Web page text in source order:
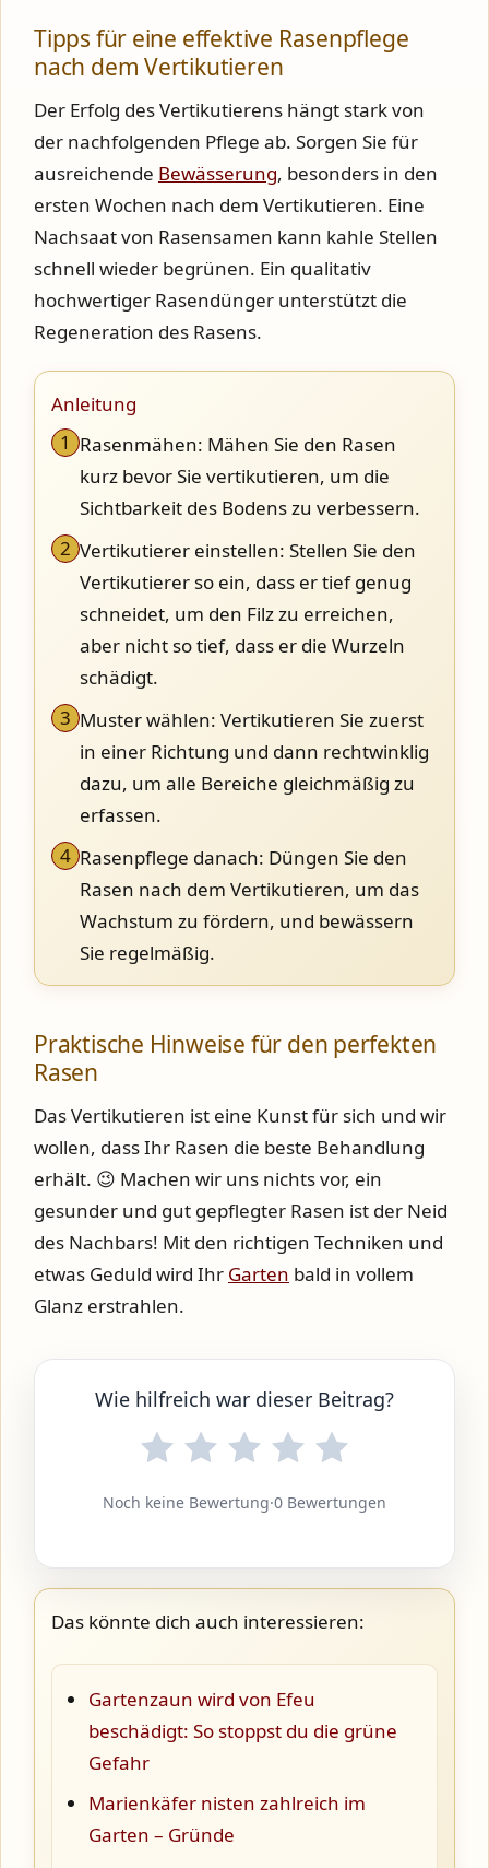
Tipps für eine effektive Rasenpflege
nach dem Vertikutieren
Der Erfolg des Vertikutierens hängt stark von
der nachfolgenden Pflege ab. Sorgen Sie für
ausreichende Bewässerung, besonders in den
ersten Wochen nach dem Vertikutieren. Eine
Nachsaat von Rasensamen kann kahle Stellen
schnell wieder begrünen. Ein qualitativ
hochwertiger Rasendünger unterstützt die
Regeneration des Rasens.
Anleitung
1 Rasenmähen: Mähen Sie den Rasen
kurz bevor Sie vertikutieren, um die
Sichtbarkeit des Bodens zu verbessern.
2 Vertikutierer einstellen: Stellen Sie den
Vertikutierer so ein, dass er tief genug
schneidet, um den Filz zu erreichen,
aber nicht so tief, dass er die Wurzeln
schädigt.
3 Muster wählen: Vertikutieren Sie zuerst
in einer Richtung und dann rechtwinklig
dazu, um alle Bereiche gleichmäßig zu
erfassen.
4 Rasenpflege danach: Düngen Sie den
Rasen nach dem Vertikutieren, um das
Wachstum zu fördern, und bewässern
Sie regelmäßig.
Praktische Hinweise für den perfekten
Rasen
Das Vertikutieren ist eine Kunst für sich und wir
wollen, dass Ihr Rasen die beste Behandlung
erhält. 😉 Machen wir uns nichts vor, ein
gesunder und gut gepflegter Rasen ist der Neid
des Nachbars! Mit den richtigen Techniken und
etwas Geduld wird Ihr Garten bald in vollem
Glanz erstrahlen.
Wie hilfreich war dieser Beitrag?
Noch keine Bewertung·0 Bewertungen
Das könnte dich auch interessieren:
Gartenzaun wird von Efeu
beschädigt: So stoppst du die grüne
Gefahr
Marienkäfer nisten zahlreich im
Garten – Gründe